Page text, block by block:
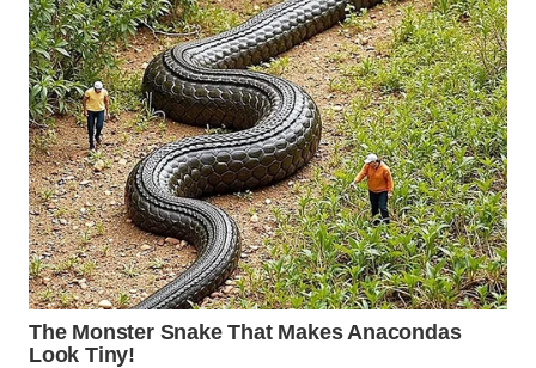
WN
PRIANGAN
TIMUR
WN
SEMARANG
WN
SOLO
WN
BOROBUDUR